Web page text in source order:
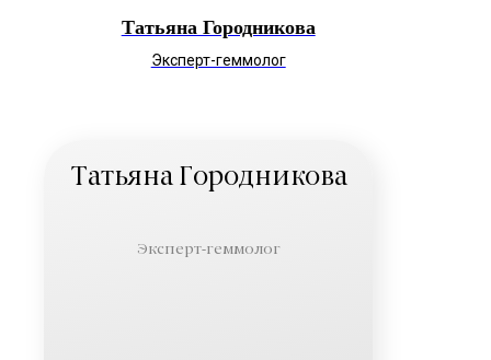
Татьяна Городникова
Эксперт-геммолог
Татьяна Городникова
Эксперт-геммолог